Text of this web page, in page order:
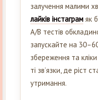
залучення малими
лайків інстаграм як
A/B тестів
запускайте на
збереження та
ті зв’язки, де ріст
утримання.